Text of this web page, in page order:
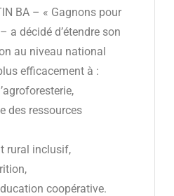
BA – « Gagnons pour
a décidé d’étendre son
au niveau national
efficacement à :
des ressources
rural inclusif,
coopérative.